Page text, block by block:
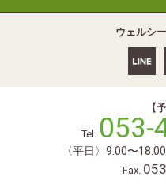
ウェルシ
【
Tel. 053-
〈平日〉9:00〜
Fax.